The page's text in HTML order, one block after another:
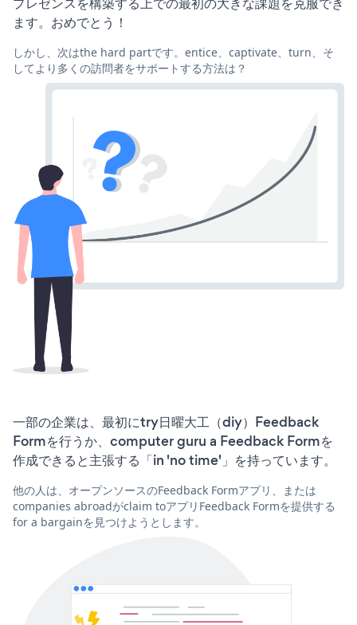
ます。おめでとう！
しかし、次はthe hard partです。entice、captivate、turn、そ
してより多くの訪問者をサポートする方法は？
一部の企業は、最初にtry日曜大工（diy）Feedback
Formを行うか、computer guru a Feedback Formを
作成できると主張する「in 'no time'」を持っています。
他の人は、オープンソースのFeedback Formアプリ、または
companies abroadがclaim toアプリFeedback Formを提供する
for a bargainを見つけようとします。